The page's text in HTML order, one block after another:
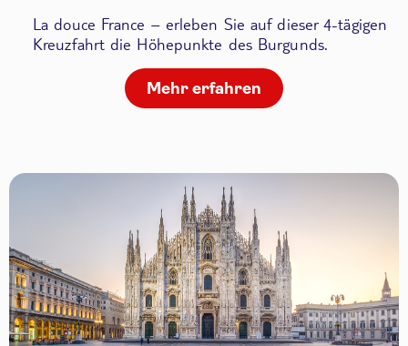
La douce France – erleben Sie auf dieser 4-tägigen
Kreuzfahrt die Höhepunkte des Burgunds.
Mehr erfahren